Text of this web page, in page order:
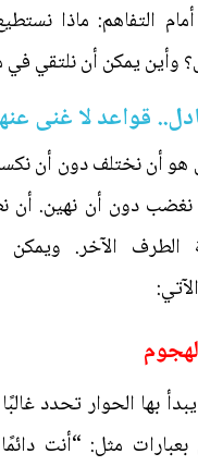
التفاهم: ماذا
وأين يمكن أن نلتقي
قواعد لا غنى
هو أن نختلف دون أن
نغضب دون أن نهين. أن
الطرف الآخر.
بها الحوار تحدد
مثل: “أنت